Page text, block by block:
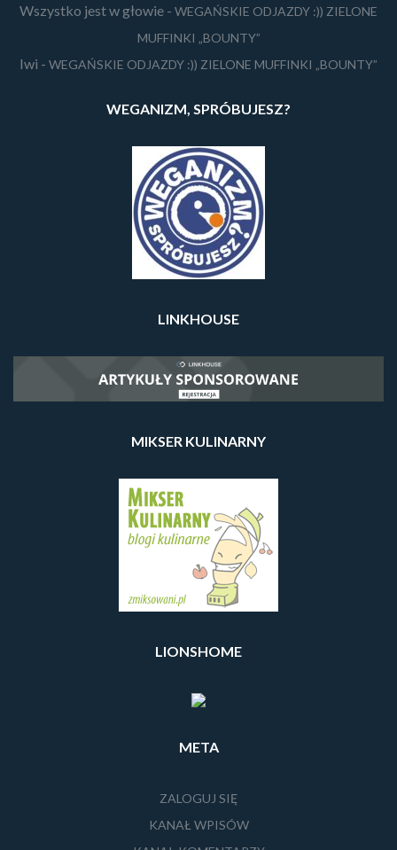
Wszystko jest w głowie - WEGAŃSKIE ODJAZDY :)) ZIELONE
MUFFINKI „BOUNTY”
Iwi - WEGAŃSKIE ODJAZDY :)) ZIELONE MUFFINKI „BOUNTY”
WEGANIZM, SPRÓBUJESZ?
LINKHOUSE
MIKSER KULINARNY
LIONSHOME
META
ZALOGUJ SIĘ
KANAŁ WPISÓW